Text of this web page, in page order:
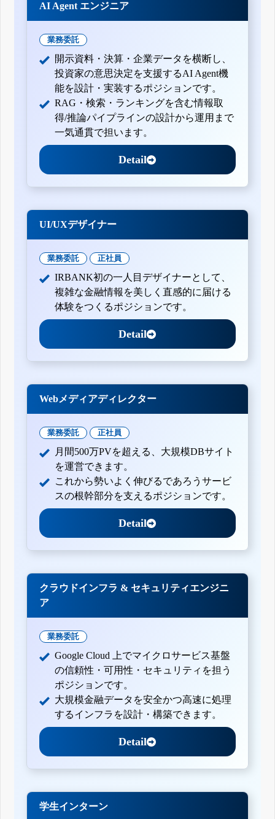
AI Agent エンジニア
業務委託
開示資料・決算・企業データを横断し、
投資家の意思決定を支援するAI Agent機
能を設計・実装するポジションです。
RAG・検索・ランキングを含む情報取
得/推論パイプラインの設計から運用まで
一気通貫で担います。
Detail
UI/UXデザイナー
業務委託 正社員
IRBANK初の一人目デザイナーとして、
複雑な金融情報を美しく直感的に届ける
体験をつくるポジションです。
Detail
Webメディアディレクター
業務委託 正社員
月間500万PVを超える、大規模DBサイト
を運営できます。
これから勢いよく伸びるであろうサービ
スの根幹部分を支えるポジションです。
Detail
クラウドインフラ & セキュリティエンジニ
ア
業務委託
Google Cloud 上でマイクロサービス基盤
の信頼性・可用性・セキュリティを担う
ポジションです。
大規模金融データを安全かつ高速に処理
するインフラを設計・構築できます。
Detail
学生インターン